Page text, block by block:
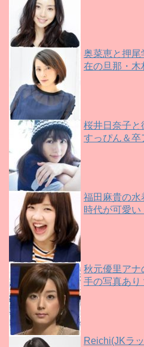
奥菜恵と押尾
在の旦那・木
桜井日奈子と
すっぴん＆卒
福田麻貴の水
時代が可愛い
秋元優里アナ
手の写真あり
Reichi(JKラ